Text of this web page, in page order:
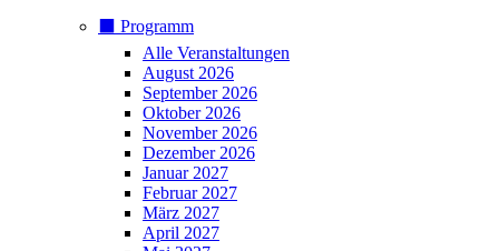
⬛️ Programm
Alle Veranstaltungen
August 2026
September 2026
Oktober 2026
November 2026
Dezember 2026
Januar 2027
Februar 2027
März 2027
April 2027